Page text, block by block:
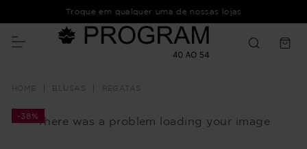
Troque em qualquer uma de nossas lojas
BLUSAS REGATAS
There was a problem loading your image
-38%